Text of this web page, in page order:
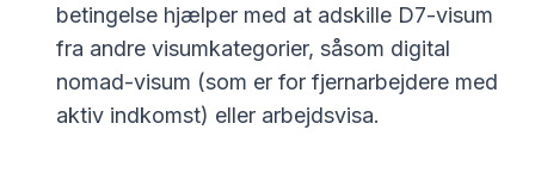
betingelse hjælper med at adskille D7-visum
fra andre visumkategorier, såsom digital
nomad-visum (som er for fjernarbejdere med
aktiv indkomst) eller arbejdsvisa.